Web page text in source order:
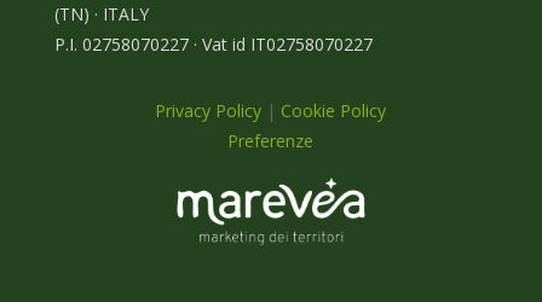
(TN) · ITALY
P.I. 02758070227 · Vat id IT02758070227
Privacy Policy | Cookie Policy
Preferenze